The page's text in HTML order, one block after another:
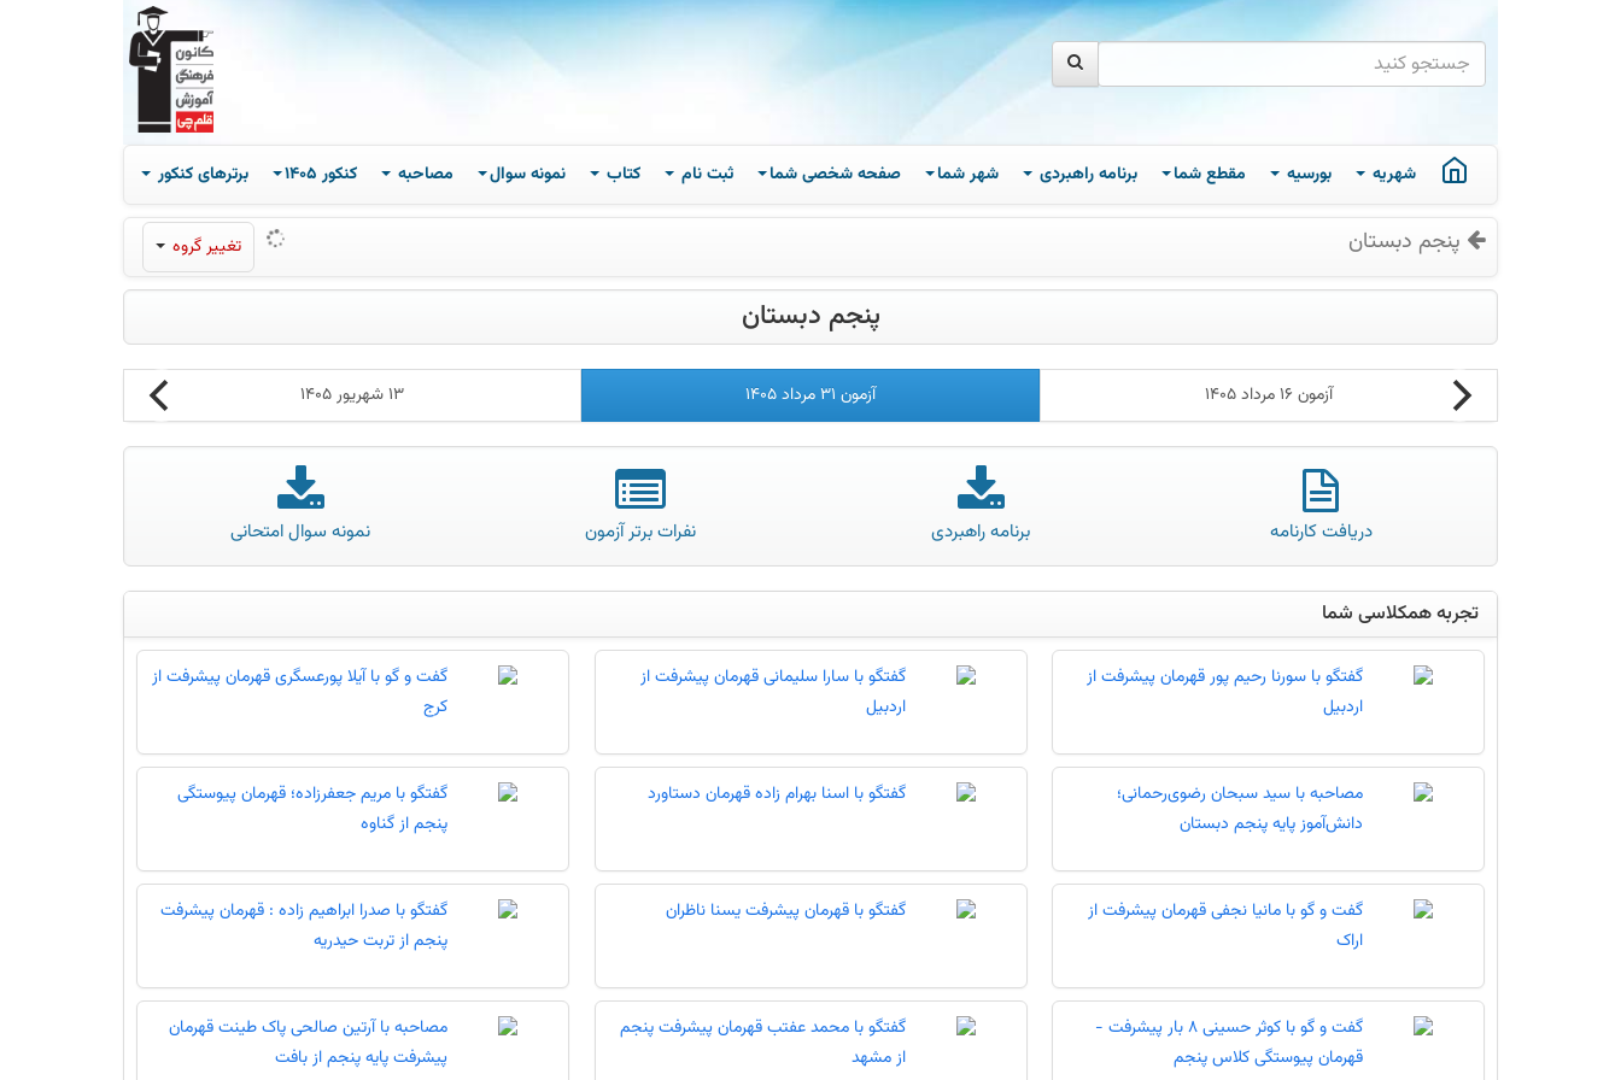
شهریه بورسیه مقطع شما برنامه راهبردی شهر شما صفحه شخصی شما ثبت نام کتاب نمونه سوال مصاحبه کنکور 1405 برترهای کنکور
تغییر گروه پنجم دبستان
پنجم دبستان
آزمون 16 مرداد 1405 آزمون 31 مرداد 1405 13 شهریور 1405
دریافت کارنامه برنامه راهبردی نفرات برتر آزمون نمونه سوال امتحانی
تجربه همکلاسی شما
گفتگو با سورنا رحیم پور قهرمان پیشرفت از
اردبیل
گفتگو با سارا سلیمانی قهرمان پیشرفت از
اردبیل
گفت و گو با آیلا پورعسگری قهرمان پیشرفت از
کرج
مصاحبه با سید سبحان رضوی‌رحمانی؛
دانش‌آموز پایه پنجم دبستان
گفتگو با اسنا بهرام زاده قهرمان دستاورد
گفتگو با مریم جعفرزاده؛ قهرمان پیوستگی
پنجم از گناوه
گفت و گو با مانیا نجفی قهرمان پیشرفت از
اراک
گفتگو با قهرمان پیشرفت یسنا ناظران
گفتگو با صدرا ابراهیم زاده : قهرمان پیشرفت
پنجم از تربت حیدریه
گفت و گو با کوثر حسینی 8 بار پیشرفت -
قهرمان پیوستگی کلاس پنجم
گفتگو با محمد عفتب قهرمان پیشرفت پنجم
از مشهد
مصاحبه با آرتین صالحی پاک طینت قهرمان
پیشرفت پایه پنجم از بافت